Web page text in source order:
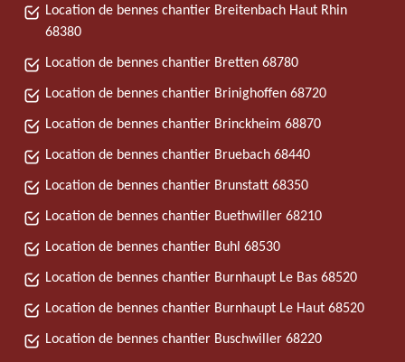
Location de bennes chantier Breitenbach Haut Rhin
68380
Location de bennes chantier Bretten 68780
Location de bennes chantier Brinighoffen 68720
Location de bennes chantier Brinckheim 68870
Location de bennes chantier Bruebach 68440
Location de bennes chantier Brunstatt 68350
Location de bennes chantier Buethwiller 68210
Location de bennes chantier Buhl 68530
Location de bennes chantier Burnhaupt Le Bas 68520
Location de bennes chantier Burnhaupt Le Haut 68520
Location de bennes chantier Buschwiller 68220